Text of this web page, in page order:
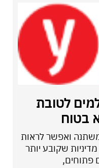
לטובת
בטוח
ואפשר לראות
שקובע יותר
פתוחים,